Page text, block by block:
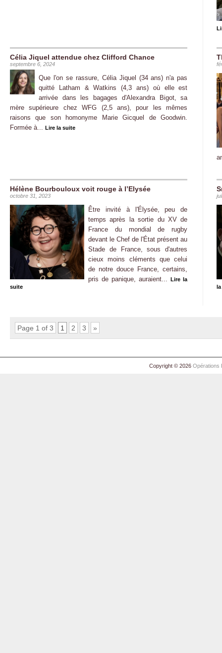
Célia Jiquel attendue chez Clifford Chance
septembre 6, 2024
Que l'on se rassure, Célia Jiquel (34 ans) n'a pas
quitté Latham & Watkins (4,3 ans) où elle est
arrivée dans les bagages d'Alexandra Bigot, sa
mère supérieure chez WFG (2,5 ans), pour les mêmes
raisons que son homonyme Marie Gicquel de Goodwin.
Formée à... Lire la suite
Hélène Bourbouloux voit rouge à l’Elysée
octobre 31, 2023
Être invité à l'Élysée, peu de
temps après la sortie du XV de
France du mondial de rugby
devant le Chef de l'État présent au
Stade de France, sous d'autres
cieux moins cléments que celui
de notre douce France, certains,
pris de panique, auraient...Lire la
suite
Page 1 of 3 1 2 3 »
Copyright © 2026 Opérations